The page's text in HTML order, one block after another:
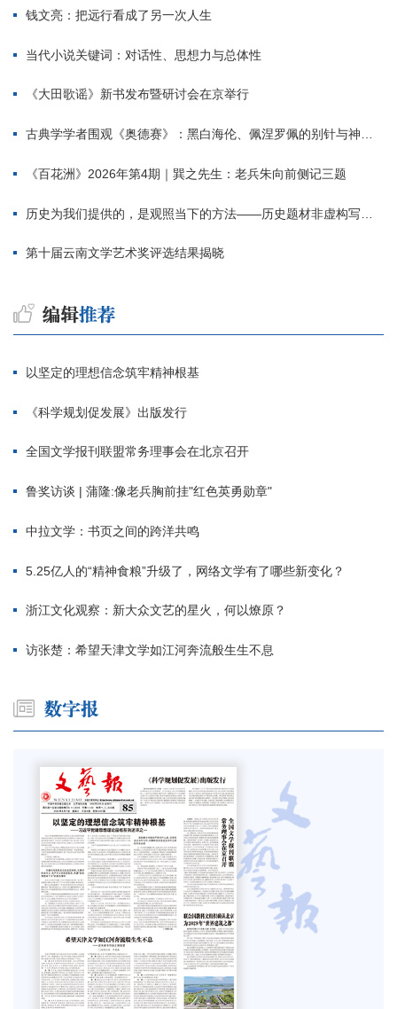
钱文亮：把远行看成了另一次人生
当代小说关键词：对话性、思想力与总体性
《大田歌谣》新书发布暨研讨会在京举行
古典学学者围观《奥德赛》：黑白海伦、佩涅罗佩的别针与神秘入侵者
《百花洲》2026年第4期｜巽之先生：老兵朱向前侧记三题
历史为我们提供的，是观照当下的方法——历史题材非虚构写作多人谈
第十届云南文学艺术奖评选结果揭晓
以坚定的理想信念筑牢精神根基
《科学规划促发展》出版发行
全国文学报刊联盟常务理事会在北京召开
鲁奖访谈 | 蒲隆:像老兵胸前挂"红色英勇勋章"
中拉文学：书页之间的跨洋共鸣
5.25亿人的“精神食粮”升级了，网络文学有了哪些新变化？
浙江文化观察：新大众文艺的星火，何以燎原？
访张楚：希望天津文学如江河奔流般生生不息